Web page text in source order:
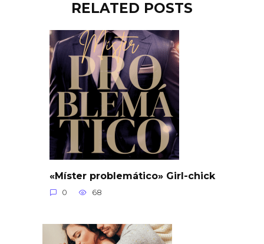
RELATED POSTS
«Míster problemático» Girl-chick
0 68